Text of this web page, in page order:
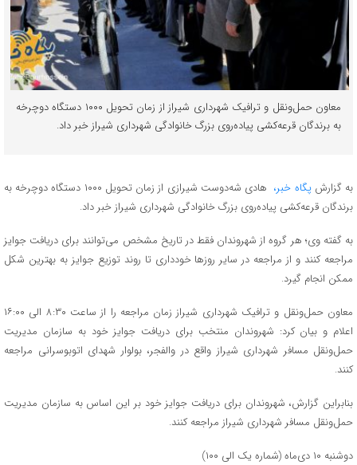
معاون حمل‌ونقل و ترافیک شهرداری شیراز از زمان تحویل ۱۰۰۰ دستگاه دوچرخه
به برندگان قرعه‌کشی پیاده‌روی بزرگ خانوادگی شهرداری شیراز خبر داد.
به گزارشپگاه خبر،
هادی شه‌دوست شیرازی از زمان تحویل ۱۰۰۰ دستگاه دوچرخه به
برندگان قرعه‌کشی پیاده‌روی بزرگ خانوادگی شهرداری شیراز خبر داد.
به گفته وی؛ هر گروه از شهروندان فقط در تاریخ مشخص می‌توانند برای دریافت جوایز
مراجعه کنند و از مراجعه در سایر روزها خودداری تا روند توزیع جوایز به بهترین شکل
ممکن انجام گیرد.
معاون حمل‌ونقل و ترافیک شهرداری شیراز زمان مراجعه را از ساعت ۸:۳۰ الی ۱۶:۰۰
اعلام و بیان کرد: شهروندان منتخب برای دریافت جوایز خود به سازمان مدیریت
حمل‌ونقل مسافر شهرداری شیراز واقع در والفجر، بولوار شهدای اتوبوسرانی مراجعه
کنند.
بنابراین گزارش، شهروندان برای دریافت جوایز خود بر این اساس به سازمان مدیریت
حمل‌ونقل مسافر شهرداری شیراز مراجعه کنند.
دوشنبه ۱۰ دی‌ماه (شماره یک الی ۱۰۰)